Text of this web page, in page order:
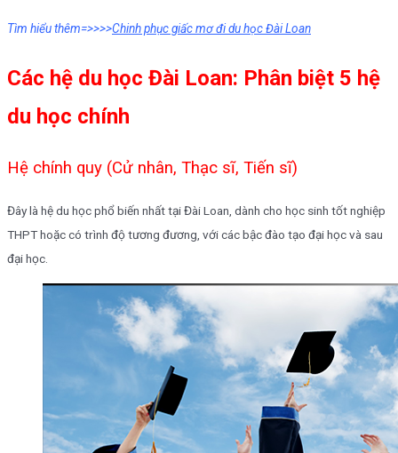
Tìm hiểu thêm=>>>>Chinh phục giấc mơ đi du học Đài Loan
Các hệ du học Đài Loan: Phân biệt 5 hệ
du học chính
Hệ chính quy (Cử nhân, Thạc sĩ, Tiến sĩ)
Đây là hệ du học phổ biến nhất tại Đài Loan, dành cho học sinh tốt nghiệp
THPT hoặc có trình độ tương đương, với các bậc đào tạo đại học và sau
đại học.